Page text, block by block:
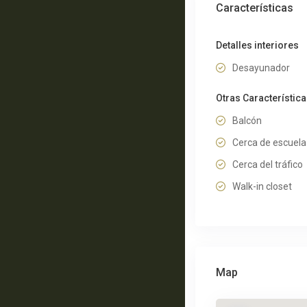
Características
Detalles interiores
Desayunador
Otras
Balcón
Cerca de escuela
Cerca del tráfico
Walk-in closet
Map